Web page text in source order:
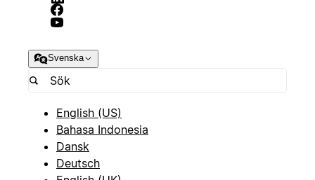
Svenska
English (US)
Bahasa Indonesia
Dansk
Deutsch